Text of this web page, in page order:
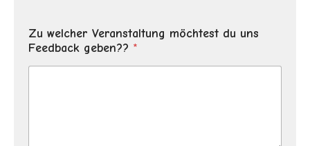
Zu welcher Veranstaltung möchtest du uns
Feedback geben?? *